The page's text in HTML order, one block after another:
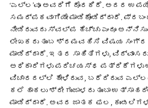
‘ಎಲ್ಲ’ವೂ ಅವರಿಗೆ ದೊರಕಿದೆ. ಅದರ
ಸಮರ್ಪಕವಾಗಿಯೇ ಮಾಡಿಕೊಂಡಿದ್ದಾರೆ.
ನೀಡಿರುವದು ಸ್ವಲ್ಪ ಹೆಚ್ಚು ಎಂದೂ
ಲೇಖಕರು ತುಂಬ ಶ್ರಮವಹಿಸಿ ವಿಷಯ
ಮಾಡಿದ್ದಾರೆ. ಇತರ ಸಾಹಿತಿಗಳು,
ಅಧಿಕಾರಿಗಳು ಪರಿಚಯಸ್ಥ ಪತ್ರಿಕೆಗಳು
ವಿಚಾರದಲ್ಲಿ ಹೇಳಿರುವ, ಬರೆದಿರುವ
ಕಲೆ ಹಾಕಲು ಶ್ರೀ ಗುಂಜಾಳರು ತುಂಬಾ
ಮಾಡಿದ್ದಾರೆ. ಅವರ ಜಾತಕ ಫಲ,